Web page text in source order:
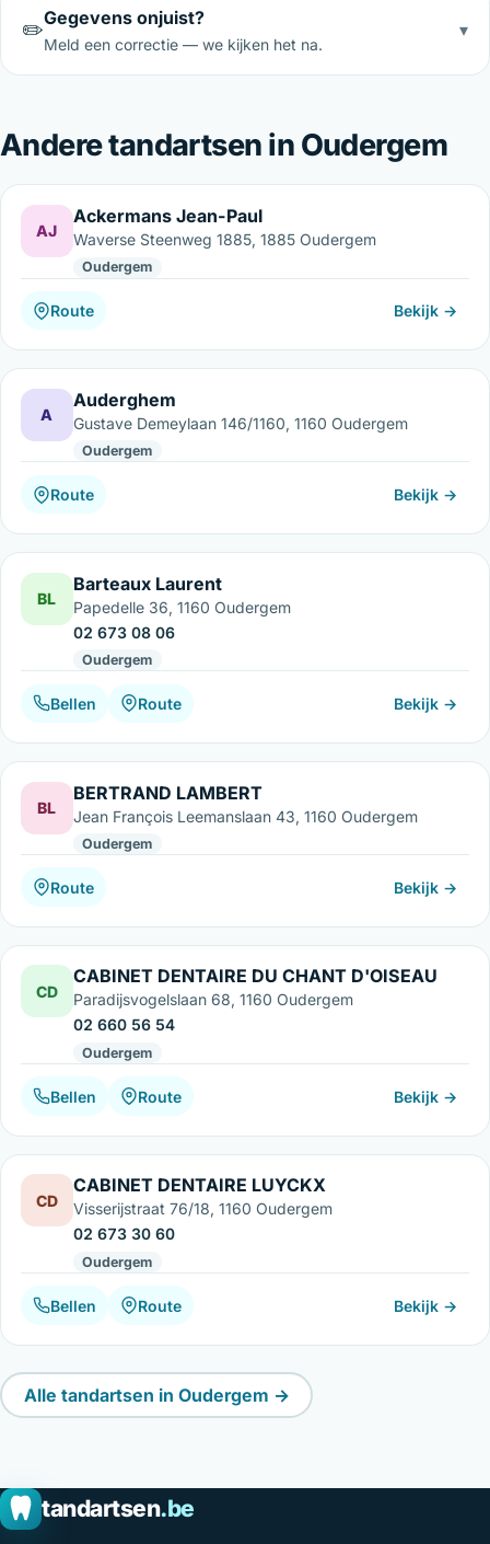
✏️Gegevens onjuist?
Meld een correctie — we kijken het na.
▾
Andere tandartsen in Oudergem
AJ
Ackermans Jean-Paul
Waverse Steenweg 1885, 1885 Oudergem
Oudergem
Route Bekijk →
A
Auderghem
Gustave Demeylaan 146/1160, 1160 Oudergem
Oudergem
Route Bekijk →
BL
Barteaux Laurent
Papedelle 36, 1160 Oudergem
02 673 08 06
Oudergem
Bellen Route Bekijk →
BL
BERTRAND LAMBERT
Jean François Leemanslaan 43, 1160 Oudergem
Oudergem
Route Bekijk →
CD
CABINET DENTAIRE DU CHANT D'OISEAU
Paradijsvogelslaan 68, 1160 Oudergem
02 660 56 54
Oudergem
Bellen Route Bekijk →
CD
CABINET DENTAIRE LUYCKX
Visserijstraat 76/18, 1160 Oudergem
02 673 30 60
Oudergem
Bellen Route Bekijk →
Alle tandartsen in Oudergem →
tandartsen.be